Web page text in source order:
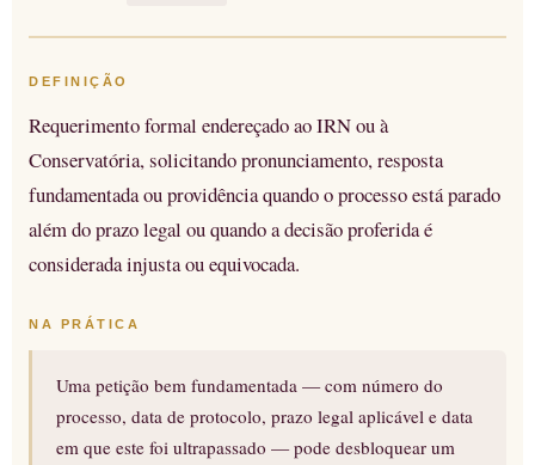
DEFINIÇÃO
Requerimento formal endereçado ao IRN ou à
Conservatória, solicitando pronunciamento, resposta
fundamentada ou providência quando o processo está parado
além do prazo legal ou quando a decisão proferida é
considerada injusta ou equivocada.
NA PRÁTICA
Uma petição bem fundamentada — com número do
processo, data de protocolo, prazo legal aplicável e data
em que este foi ultrapassado — pode desbloquear um